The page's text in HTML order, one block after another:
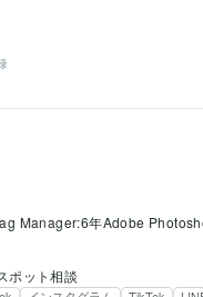
Manager:6年Adobe
ポット相談